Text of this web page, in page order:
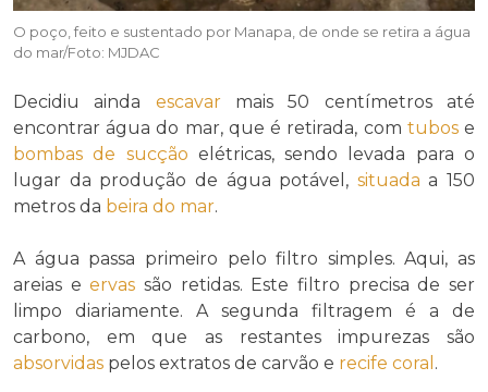
O poço, feito e sustentado por Manapa, de onde se retira a água
do mar/Foto: MJDAC
Decidiu ainda escavarmais 50 centímetros até
encontrar água do mar, que é retirada, com tubose
bombas de sucção elétricas, sendo levada para o
lugar da produção de água potável, situada a 150
metros da beira do mar.
A água passa primeiro pelo filtro simples. Aqui, as
areias eervas são retidas. Este filtro precisa de ser
limpo diariamente. A segunda filtragem é a de
carbono, em que as restantes impurezas são
absorvidas pelos extratos de carvão e recife coral .